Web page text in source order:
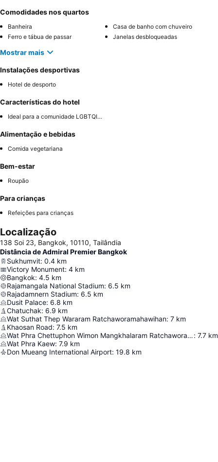
Comodidades nos quartos
Banheira
Casa de banho com chuveiro
Ferro e tábua de passar
Janelas desbloqueadas
Mostrar mais
Instalações desportivas
Hotel de desporto
Características do hotel
Ideal para a comunidade LGBTQIA+
Alimentação e bebidas
Comida vegetariana
Bem-estar
Roupão
Para crianças
Refeições para crianças
Localização
138 Soi 23, Bangkok, 10110, Tailândia
Distância de Admiral Premier Bangkok
Sukhumvit: 0.4 km
Victory Monument: 4 km
Bangkok: 4.5 km
Rajamangala National Stadium: 6.5 km
Rajadamnern Stadium: 6.5 km
Dusit Palace: 6.8 km
Chatuchak: 6.9 km
Wat Suthat Thep Wararam Ratchaworamahawihan: 7 km
Khaosan Road: 7.5 km
Wat Phra Chettuphon Wimon Mangkhalaram Ratchaworamahawihan: 7.7 km
Wat Phra Kaew: 7.9 km
Don Mueang International Airport: 19.8 km